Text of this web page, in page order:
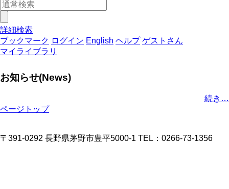
詳細検索
ブックマーク ログイン English ヘルプ ゲストさん
マイライブラリ
お知らせ(News)
続き…
ページトップ
〒391-0292 長野県茅野市豊平5000-1 TEL：0266-73-1356